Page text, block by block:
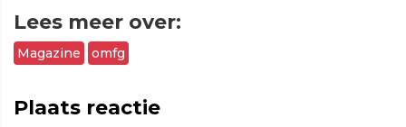
Lees meer over:
Magazine omfg
Plaats reactie